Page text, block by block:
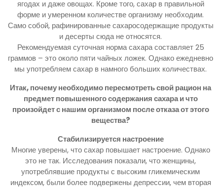
ягодах и даже овощах. Кроме того, сахар в правильной
форме и умеренном количестве организму необходим.
Само собой, рафинированные сахаросодержащие продукты
и десерты сюда не относятся.
Рекомендуемая суточная норма сахара составляет 25
граммов – это около пяти чайных ложек. Однако ежедневно
мы употребляем сахар в намного больших количествах.
Итак, почему необходимо пересмотреть свой рацион на
предмет повышенного содержания сахара и что
произойдет с нашим организмом после отказа от этого
вещества?
Стабилизируется настроение
Многие уверены, что сахар повышает настроение. Однако
это не так. Исследования показали, что женщины,
употреблявшие продукты с высоким гликемическим
индексом, были более подвержены депрессии, чем вторая